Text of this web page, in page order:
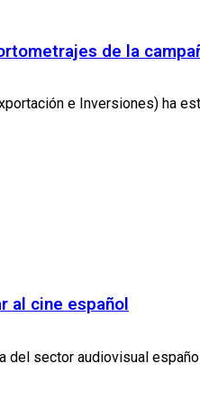
de la
e Inversiones) ha
al cine español
del sector audiovisual